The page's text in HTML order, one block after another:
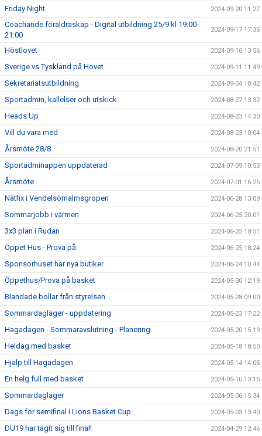
Friday Night 2024-09-20 11:27
Coachande föräldraskap - Digital utbildning 25/9 kl 19:00-
21:00
2024-09-17 17:35
Höstlovet 2024-09-16 13:56
Sverige vs Tyskland på Hovet 2024-09-11 11:49
Sekretariatsutbildning 2024-09-04 10:42
Sportadmin, kallelser och utskick 2024-08-27 13:32
Heads Up 2024-08-23 14:30
Vill du vara med 2024-08-23 10:04
Årsmöte 28/8 2024-08-20 21:51
Sportadminappen uppdaterad 2024-07-09 10:53
Årsmöte 2024-07-01 16:25
Nätfix i Vendelsömalmsgropen 2024-06-28 13:09
Sommarjobb i värmen 2024-06-25 20:01
3x3 plan i Rudan 2024-06-25 18:51
Öppet Hus - Prova på 2024-06-25 18:24
Sponsorhuset har nya butiker 2024-06-24 10:44
Öppethus/Prova på basket 2024-05-30 12:19
Blandade bollar från styrelsen 2024-05-28 09:00
Sommardagläger - uppdatering 2024-05-23 17:22
Hagadagen - Sommaravslutning - Planering 2024-05-20 15:19
Heldag med basket 2024-05-18 18:50
Hjälp till Hagadagen 2024-05-14 14:05
En helg full med basket 2024-05-10 13:15
Sommardagläger 2024-05-06 15:34
Dags för semifinal i Lions Basket Cup 2024-05-03 13:40
DU19 har tagit sig till final! 2024-04-29 12:46